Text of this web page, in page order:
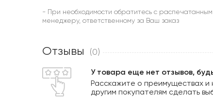
- При необходимости обратитесь с
менеджеру, ответственному за Ваш заказ
Отзывы (0)
У товара еще нет отзывов,
Расскажите о преимуществах
другим покупателям сделать